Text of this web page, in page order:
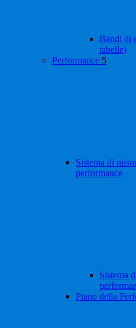
Bandi di
tabelle)
Performance 5
Sistema di
performance
Sistema
Piano della